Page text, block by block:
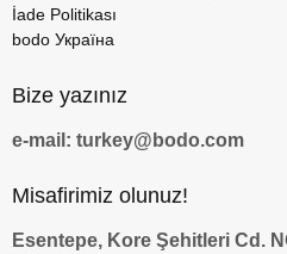
İade Politikası
bodo Україна
Bize yazınız
e-mail: turkey@bodo.com
Misafirimiz olunuz!
Esentepe, Kore Şehitleri Cd.